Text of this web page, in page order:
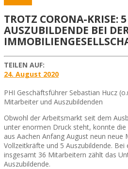
TROTZ CORONA-KRISE:
AUSZUBILDENDE BEI
TEILEN AUF:
24. August 2020
PHI Geschäftsführer Sebastian Hucz
Mitarbeiter und Auszubildenden
Obwohl der Arbeitsmarkt seit dem
unter enormen Druck steht, konnte die
aus Aachen Anfang August neun neue
Vollzeitkräfte und 5 Auszubildende.
insgesamt 36 Mitarbeitern zählt das
Auszubildende.